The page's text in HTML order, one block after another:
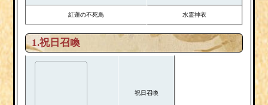
紅蓮の不死鳥 水霊神衣
1.祝日召喚
祝日召喚